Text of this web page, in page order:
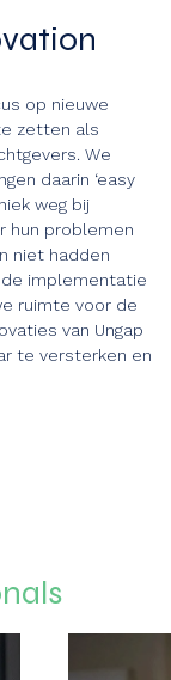
op nieuwe
zetten als
We
daarin ‘easy
weg bij
hun problemen
niet hadden
implementatie
ruimte voor de
van Ungap
te versterken en